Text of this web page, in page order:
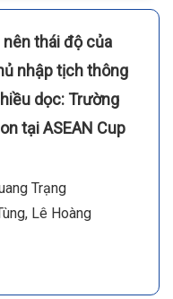
thái độ của
nhập tịch thông
dọc: Trường
tại ASEAN Cup
Trạng
Lê Hoàng